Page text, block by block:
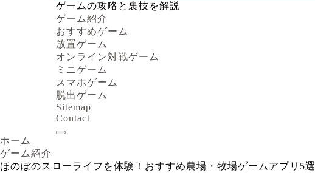
ゲームの攻略と裏技を解説
ゲーム紹介
おすすめゲーム
放置ゲーム
オンライン対戦ゲーム
ミニゲーム
スマホゲーム
脱出ゲーム
Sitemap
Contact
ホーム
ゲーム紹介
ほのぼのスローライフを体験！おすすめ農場・牧場ゲームアプリ5選